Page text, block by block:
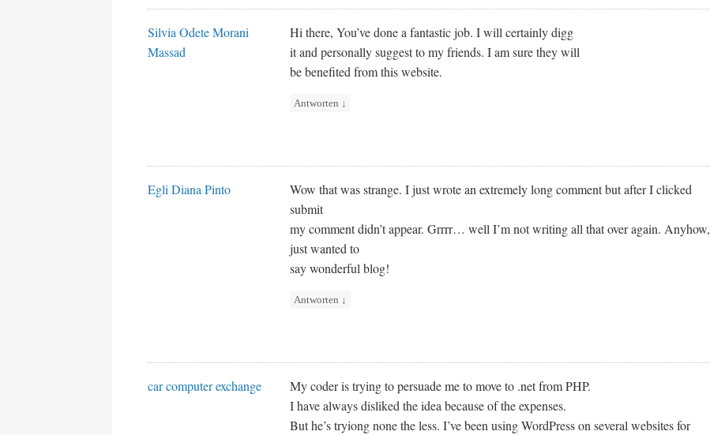
Silvia Odete Morani
Massad
Hi there, You’ve done a fantastic job. I will certainly digg
it and personally suggest to my friends. I am sure they will
be benefited from this website.
Antworten ↓
Egli Diana Pinto
Wow that was strange. I just wrote an extremely long comment but after I clicked
submit
my comment didn’t appear. Grrrr… well I’m not writing all that over again. Anyhow,
just wanted to
say wonderful blog!
Antworten ↓
car computer exchange
My coder is trying to persuade me to move to .net from PHP.
I have always disliked the idea because of the expenses.
But he’s tryiong none the less. I’ve been using WordPress on several websites for